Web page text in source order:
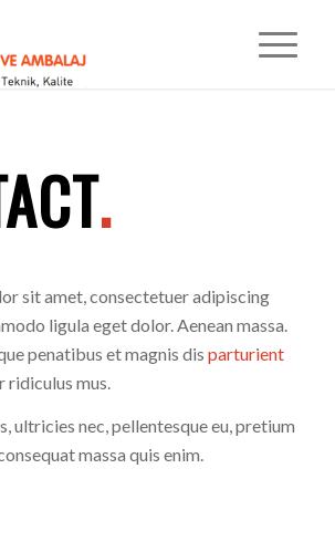
.
sit amet, consectetuer adipiscing
ligula eget dolor. Aenean massa.
penatibus et magnis dis parturient
ridiculus mus.
ultricies nec, pellentesque eu, pretium
massa quis enim.